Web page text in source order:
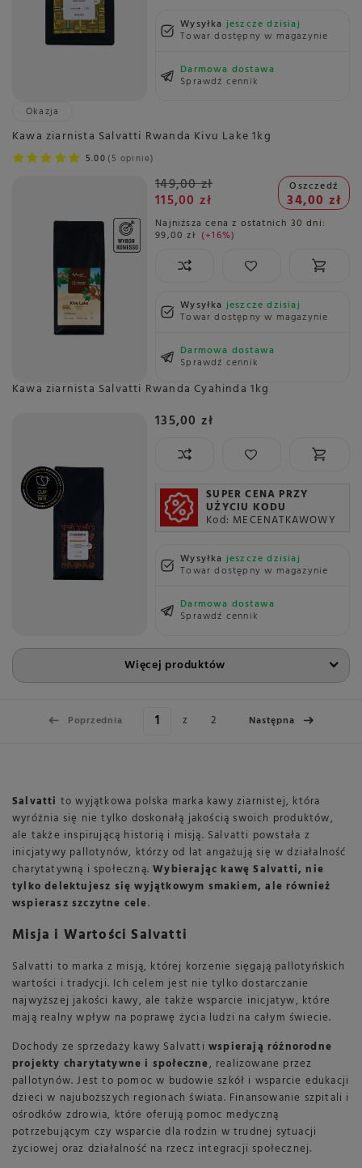
Wysyłkajeszcze dzisiaj
Towar dostępny w magazynie
Darmowa dostawa
Sprawdź cennik
Okazja
Kawa ziarnista Salvatti Rwanda Kivu Lake 1kg
5.00 5 opinie
149,00 zł
115,00 zł
Oszczedź
34,00 zł
Najniższa cena z ostatnich 30 dni:
99,00 zł +16%
Wysyłkajeszcze dzisiaj
Towar dostępny w magazynie
Darmowa dostawa
Sprawdź cennik
Kawa ziarnista Salvatti Rwanda Cyahinda 1kg
135,00 zł
SUPER CENA PRZY
UŻYCIU KODU
Kod: MECENATKAWOWY
Wysyłkajeszcze dzisiaj
Towar dostępny w magazynie
Darmowa dostawa
Sprawdź cennik
Więcej produktów
Poprzednia z 2 Następna
Salvatti to wyjątkowa polska marka kawy ziarnistej, która
wyróżnia się nie tylko doskonałą jakością swoich produktów,
ale także inspirującą historią i misją. Salvatti powstała z
inicjatywy pallotynów, którzy od lat angażują się w działalność
charytatywną i społeczną.Wybierając kawę Salvatti, nie
tylko delektujesz się wyjątkowym smakiem, ale również
wspierasz szczytne cele.
Misja i Wartości Salvatti
Salvatti to marka z misją, której korzenie sięgają pallotyńskich
wartości i tradycji. Ich celem jest nie tylko dostarczanie
najwyższej jakości kawy, ale także wsparcie inicjatyw, które
mają realny wpływ na poprawę życia ludzi na całym świecie.
Dochody ze sprzedaży kawy Salvattiwspierają różnorodne
projekty charytatywne i społeczne, realizowane przez
pallotynów. Jest to pomoc w budowie szkół i wsparcie edukacji
dzieci w najuboższych regionach świata. Finansowanie szpitali i
ośrodków zdrowia, które oferują pomoc medyczną
potrzebującym czy wsparcie dla rodzin w trudnej sytuacji
życiowej oraz działalność na rzecz integracji społecznej.